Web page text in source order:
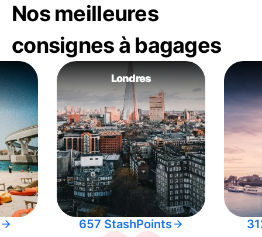
Nos meilleures
consignes à bagages
Londres
657 StashPoints